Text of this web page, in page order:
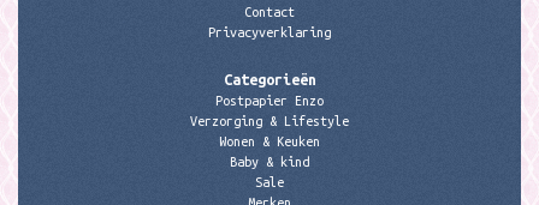
Contact
Privacyverklaring
Categorieën
Postpapier Enzo
Verzorging & Lifestyle
Wonen & Keuken
Baby & kind
Sale